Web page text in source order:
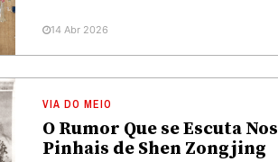
14 Abr 2026
VIA DO MEIO
O Rumor Que se Escuta Nos
Pinhais de Shen Zongjing